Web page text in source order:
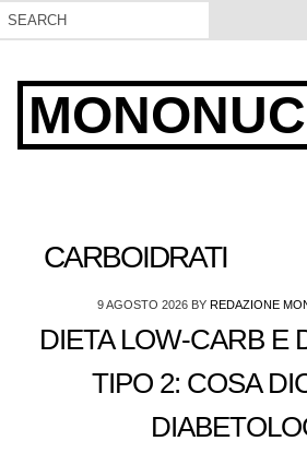
CARBOIDRATI
9 AGOSTO 2026BY REDAZIONE
DIETA LOW-CARB E
TIPO 2: COSA